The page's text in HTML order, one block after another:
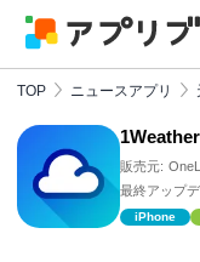
TOP ニュースアプリ
販売元:
最終アップ
iPhone